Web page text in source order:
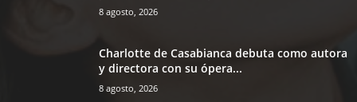
8 agosto, 2026
Charlotte de Casabianca debuta como autora
y directora con su ópera...
8 agosto, 2026